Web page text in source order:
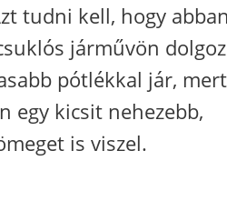
tudni kell, hogy
járművön
pótlékkal jár,
egy kicsit nehezebb,
is viszel.